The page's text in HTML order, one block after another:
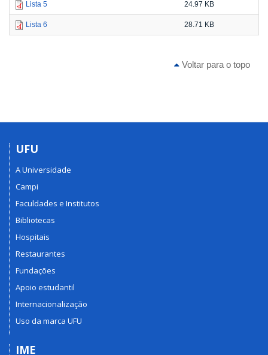
Lista 5 24.97 KB
Lista 6 28.71 KB
Voltar para o topo
UFU
A Universidade
Campi
Faculdades e Institutos
Bibliotecas
Hospitais
Restaurantes
Fundações
Apoio estudantil
Internacionalização
Uso da marca UFU
IME